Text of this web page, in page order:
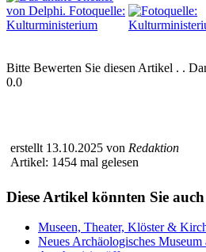
Bitte Bewerten Sie diesen Artikel . .
0.0
erstellt 13.10.2025 von Redaktion
Artikel: 1454 mal gelesen
Diese Artikel könnten Sie
Museen, Theater, Klöster &
Neues Archäologisches